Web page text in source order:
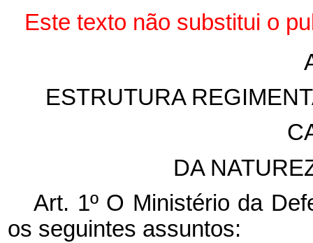
Este texto não substitui o
ESTRUTURA
DA
Art. 1º O Ministério da
os seguintes assuntos: